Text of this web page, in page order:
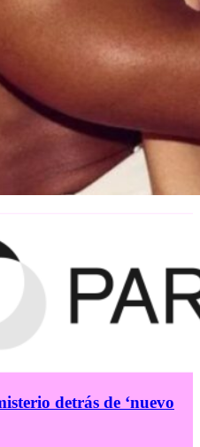
detrás de ‘nuevo